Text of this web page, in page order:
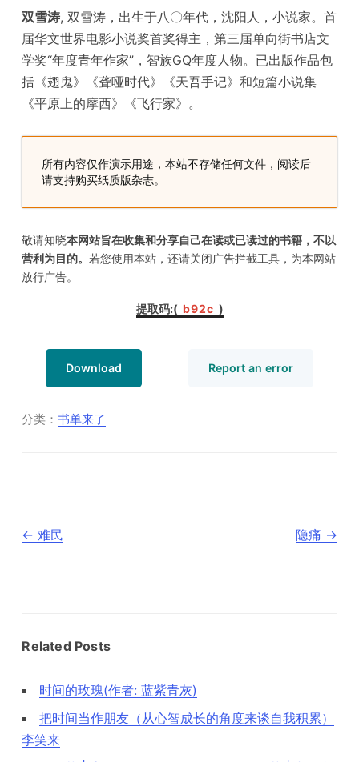
双雪涛, 双雪涛，出生于八〇年代，沈阳人，小说家。首
届华文世界电影小说奖首奖得主，第三届单向街书店文
学奖“年度青年作家”，智族GQ年度人物。已出版作品包
括《翅鬼》《聋哑时代》《天吾手记》和短篇小说集
《平原上的摩西》《飞行家》。
所有内容仅作演示用途，本站不存储任何文件，阅读后
请支持购买纸质版杂志。
敬请知晓本网站旨在收集和分享自己在读或已读过的书籍，不以
营利为目的。若您使用本站，还请关闭广告拦截工具，为本网站
放行广告。
提取码:( b92c )
Download Report an error
分类：书单来了
文
章
← 难民 隐痛 →
Related Posts
时间的玫瑰(作者: 蓝紫青灰)
把时间当作朋友（从心智成长的角度来谈自我积累）
李笑来